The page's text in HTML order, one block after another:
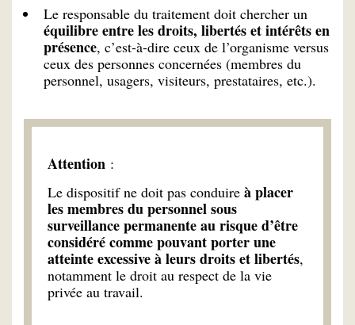
Le responsable du traitement doit chercher un
équilibre entre les droits, libertés et intérêts en
présence, c’est-à-dire ceux de l’organisme versus
ceux des personnes concernées (membres du
personnel, usagers, visiteurs, prestataires, etc.).
Attention :
Le dispositif ne doit pas conduire à placer
les membres du personnel sous
surveillance permanente au risque d’être
considéré comme pouvant porter une
atteinte excessive à leurs droits et libertés,
notamment le droit au respect de la vie
privée au travail.